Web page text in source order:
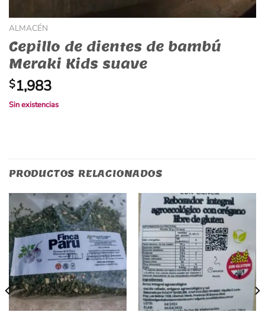
ALMACÉN
Cepillo de dientes de bambú
Meraki Kids suave
$1,983
Sin existencias
PRODUCTOS RELACIONADOS